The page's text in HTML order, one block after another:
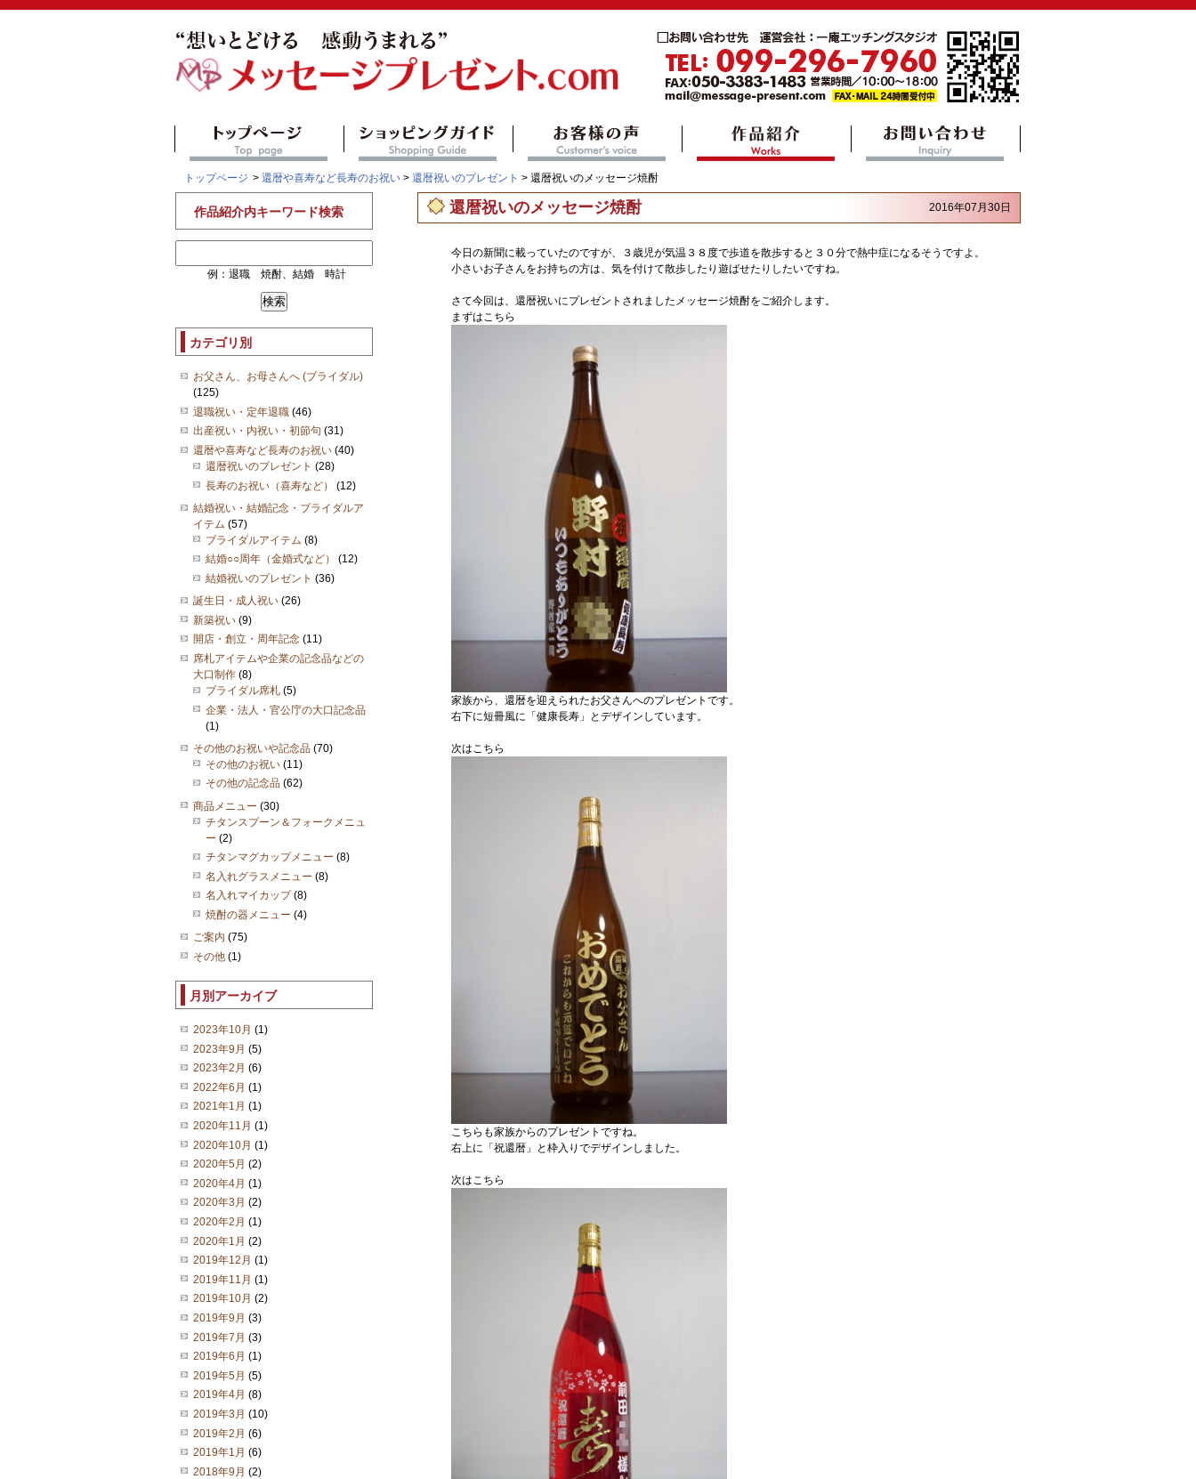
トップページ > 還暦や喜寿など長寿のお祝い > 還暦祝いのプレゼント > 還暦祝いのメッセージ焼酎
還暦祝いのメッセージ焼酎 2016年07月30日
今日の新聞に載っていたのですが、３歳児が気温３８度で歩道を散歩すると３０分で熱中症になるそうですよ。
小さいお子さんをお持ちの方は、気を付けて散歩したり遊ばせたりしたいですね。
さて今回は、還暦祝いにプレゼントされましたメッセージ焼酎をご紹介します。
まずはこちら
家族から、還暦を迎えられたお父さんへのプレゼントです。
右下に短冊風に「健康長寿」とデザインしています。
次はこちら
こちらも家族からのプレゼントですね。
右上に「祝還暦」と枠入りでデザインしました。
次はこちら
作品紹介内キーワード検索
例：退職 焼酎、結婚 時計
カテゴリ別
お父さん、お母さんへ (ブライダル)
(125)
退職祝い・定年退職 (46)
出産祝い・内祝い・初節句 (31)
還暦や喜寿など長寿のお祝い (40)
還暦祝いのプレゼント (28)
長寿のお祝い（喜寿など）
(12)
結婚祝い・結婚記念・ブライダルア
イテム (57)
ブライダルアイテム (8)
結婚○○周年（金婚式など）
(12)
結婚祝いのプレゼント (36)
誕生日・成人祝い (26)
新築祝い (9)
開店・創立・周年記念 (11)
席札アイテムや企業の記念品などの
大口制作 (8)
ブライダル席札 (5)
企業・法人・官公庁の大口記念品
(1)
その他のお祝いや記念品 (70)
その他のお祝い (11)
その他の記念品 (62)
商品メニュー (30)
チタンスプーン＆フォークメニュ
ー (2)
チタンマグカップメニュー (8)
名入れグラスメニュー (8)
名入れマイカップ(8)
焼酎の器メニュー (4)
ご案内 (75)
その他 (1)
月別アーカイブ
2023年10月 (1)
2023年9月 (5)
2023年2月 (6)
2022年6月 (1)
2021年1月 (1)
2020年11月 (1)
2020年10月 (1)
2020年5月 (2)
2020年4月 (1)
2020年3月 (2)
2020年2月 (1)
2020年1月 (2)
2019年12月 (1)
2019年11月 (1)
2019年10月 (2)
2019年9月 (3)
2019年7月 (3)
2019年6月 (1)
2019年5月 (5)
2019年4月 (8)
2019年3月 (10)
2019年2月 (6)
2019年1月 (6)
2018年9月 (2)